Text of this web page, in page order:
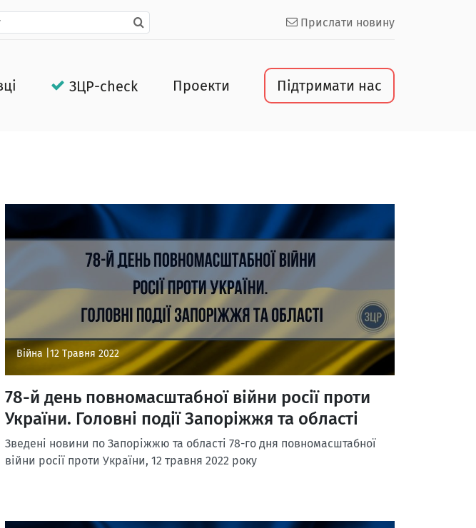
Прислати новину
ЗЦР-check Проекти Підтримати нас
Війна | 12 Травня 2022
78-й день повномасштабної війни росії проти
України. Головні події Запоріжжя та області
Зведені новини по Запоріжжю та області 78-го дня повномасштабної
війни росії проти України, 12 травня 2022 року